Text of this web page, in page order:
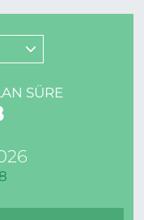
SÜRE
Fikstür